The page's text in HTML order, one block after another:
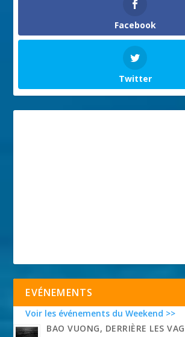
Facebook
Twitter
EVÉNEMENTS
Voir les événements du Weekend >>
BAO VUONG, DERRIÈRE LES